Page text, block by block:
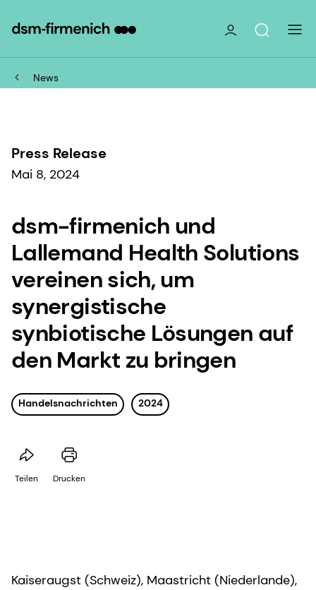
News
Press Release
Mai 8, 2024
dsm-firmenich und
Lallemand Health Solutions
vereinen sich, um
synergistische
synbiotische Lösungen auf
den Markt zu bringen
Handelsnachrichten 2024
Teilen Drucken
Kaiseraugst (Schweiz), Maastricht (Niederlande),